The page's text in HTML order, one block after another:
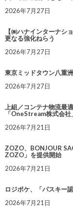
2026年7月27日
【㈱ハナインターナシ
更なる強化ねらう
2026年7月27日
東京ミッドタウン八重
2026年7月27日
上組／コンテナ物流最
「OneStream株式会
2026年7月21日
ZOZO、BONJOUR
ZOZO」を提供開始
2026年7月21日
ロジポケ、「パスキー
2026年7月21日